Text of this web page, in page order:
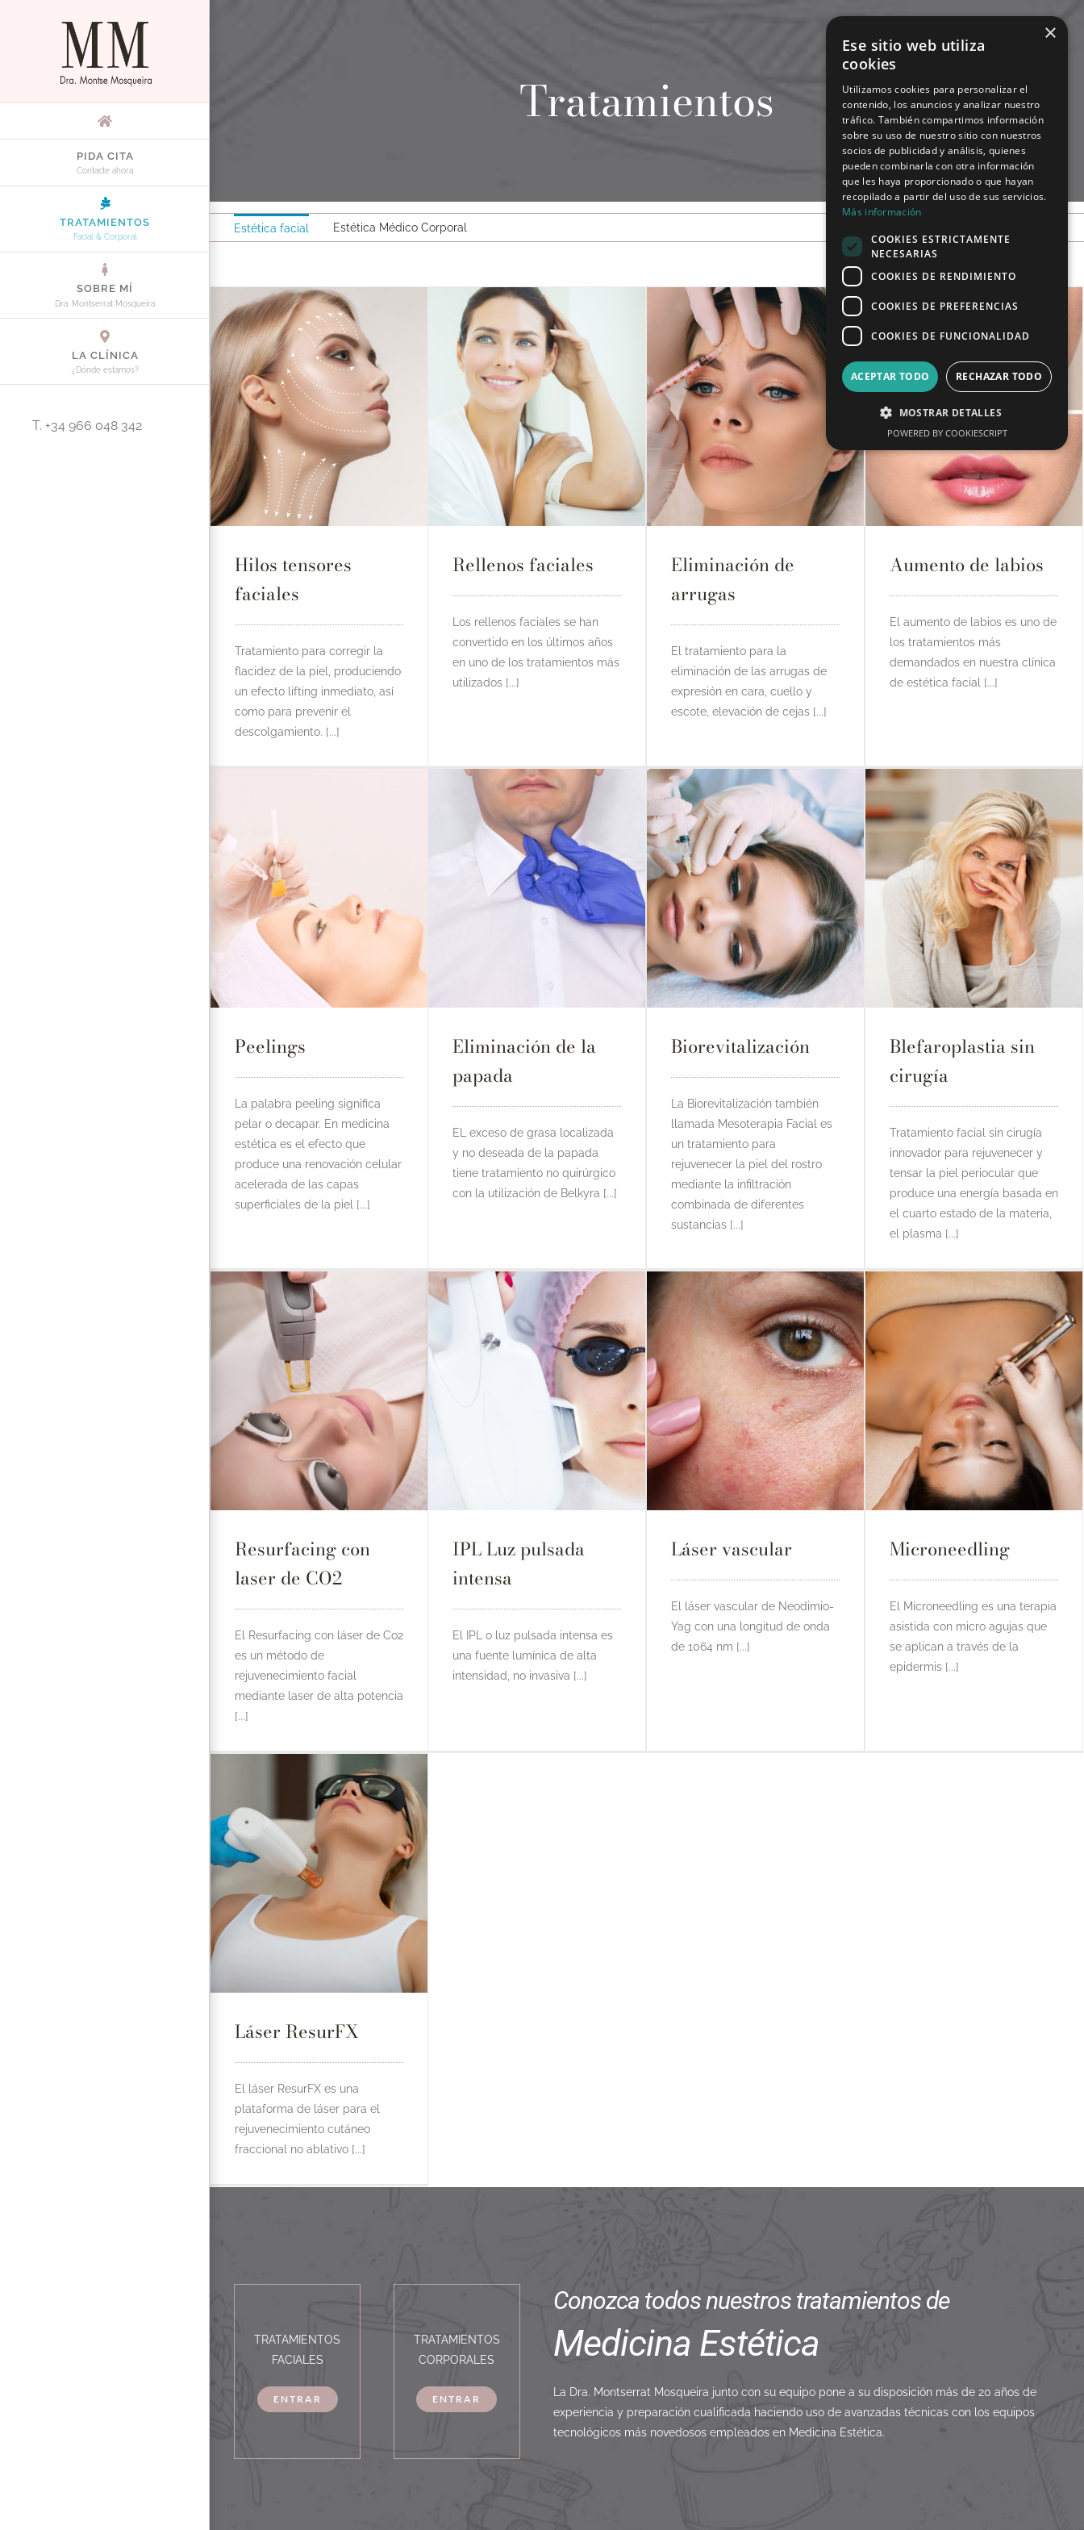
PIDA CITA
Contacte ahora
TRATAMIENTOS
Facial & Corporal
SOBRE MÍ
Dra. Montserrat Mosqueira
LA CLÍNICA
¿Dónde estamos?
T. +34 966 048 342
Tratamientos
Estética facial Estética Médico Corporal
Hilos tensores
faciales
Tratamiento para corregir la
flacidez de la piel, produciendo
un efecto lifting inmediato, así
como para prevenir el
descolgamiento. [...]
Rellenos faciales
Los rellenos faciales se han
convertido en los últimos años
en uno de los tratamientos más
utilizados [...]
Eliminación de
arrugas
El tratamiento para la
eliminación de las arrugas de
expresión en cara, cuello y
escote, elevación de cejas [...]
Aumento de labios
El aumento de labios es uno de
los tratamientos más
demandados en nuestra clínica
de estética facial [...]
Peelings
La palabra peeling significa
pelar o decapar. En medicina
estética es el efecto que
produce una renovación celular
acelerada de las capas
superficiales de la piel [...]
Eliminación de la
papada
EL exceso de grasa localizada
y no deseada de la papada
tiene tratamiento no quirúrgico
con la utilización de Belkyra [...]
Biorevitalización
La Biorevitalización también
llamada Mesoterapia Facial es
un tratamiento para
rejuvenecer la piel del rostro
mediante la infiltración
combinada de diferentes
sustancias [...]
Blefaroplastia sin
cirugía
Tratamiento facial sin cirugía
innovador para rejuvenecer y
tensar la piel periocular que
produce una energía basada en
el cuarto estado de la materia,
el plasma [...]
Resurfacing con
laser de CO2
El Resurfacing con láser de Co2
es un método de
rejuvenecimiento facial
mediante laser de alta potencia
[...]
IPL Luz pulsada
intensa
El IPL o luz pulsada intensa es
una fuente lumínica de alta
intensidad, no invasiva [...]
Láser vascular
El láser vascular de Neodimio-
Yag con una longitud de onda
de 1064 nm [...]
Microneedling
El Microneedling es una terapia
asistida con micro agujas que
se aplican a través de la
epidermis [...]
Láser ResurFX
El láser ResurFX es una
plataforma de láser para el
rejuvenecimiento cutáneo
fraccional no ablativo [...]
TRATAMIENTOS
FACIALES
ENTRAR
TRATAMIENTOS
CORPORALES
ENTRAR
Conozca todos nuestros tratamientos de
Medicina Estética
La Dra. Montserrat Mosqueira junto con su equipo pone a su disposición más de 20 años de
experiencia y preparación cualificada haciendo uso de avanzadas técnicas con los equipos
tecnológicos más novedosos empleados en Medicina Estética.
×
Ese sitio web utiliza
cookies
Utilizamos cookies para personalizar el
contenido, los anuncios y analizar nuestro
tráfico. También compartimos información
sobre su uso de nuestro sitio con nuestros
socios de publicidad y análisis, quienes
pueden combinarla con otra información
que les haya proporcionado o que hayan
recopilado a partir del uso de sus servicios.
Más información
COOKIES ESTRICTAMENTE
NECESARIAS
COOKIES DE RENDIMIENTO
COOKIES DE PREFERENCIAS
COOKIES DE FUNCIONALIDAD
ACEPTAR TODO RECHAZAR TODO
MOSTRAR DETALLES
POWERED BY COOKIESCRIPT